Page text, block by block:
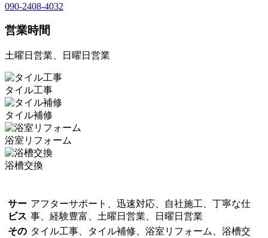
090-2408-4032
営業時間
土曜日営業、日曜日営業
タイル工事
タイル補修
浴室リフォーム
浴槽交換
サー
ビス
アフターサポート、迅速対応、自社施工、丁寧な仕
事、経験豊富、土曜日営業、日曜日営業
その タイル工事、タイル補修、浴室リフォーム、浴槽交